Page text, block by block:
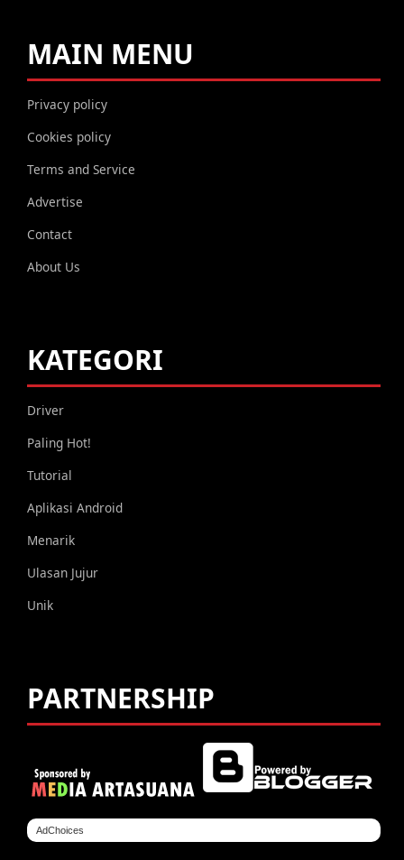
MAIN MENU
Privacy policy
Cookies policy
Terms and Service
Advertise
Contact
About Us
KATEGORI
Driver
Paling Hot!
Tutorial
Aplikasi Android
Menarik
Ulasan Jujur
Unik
PARTNERSHIP
AdChoices